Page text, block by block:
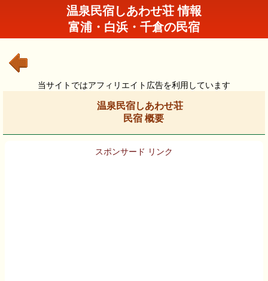
温泉民宿しあわせ荘 情報
富浦・白浜・千倉の民宿
当サイトではアフィリエイト広告を利用しています
温泉民宿しあわせ荘
民宿 概要
スポンサード リンク